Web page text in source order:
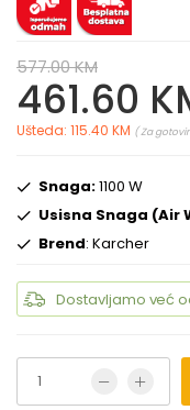
577.00 KM
461.60
Ušteda: 115.40 KM ( Za
Snaga:1100 W
Usisna Snaga (Air
Brend: Karcher
Dostavljamo već